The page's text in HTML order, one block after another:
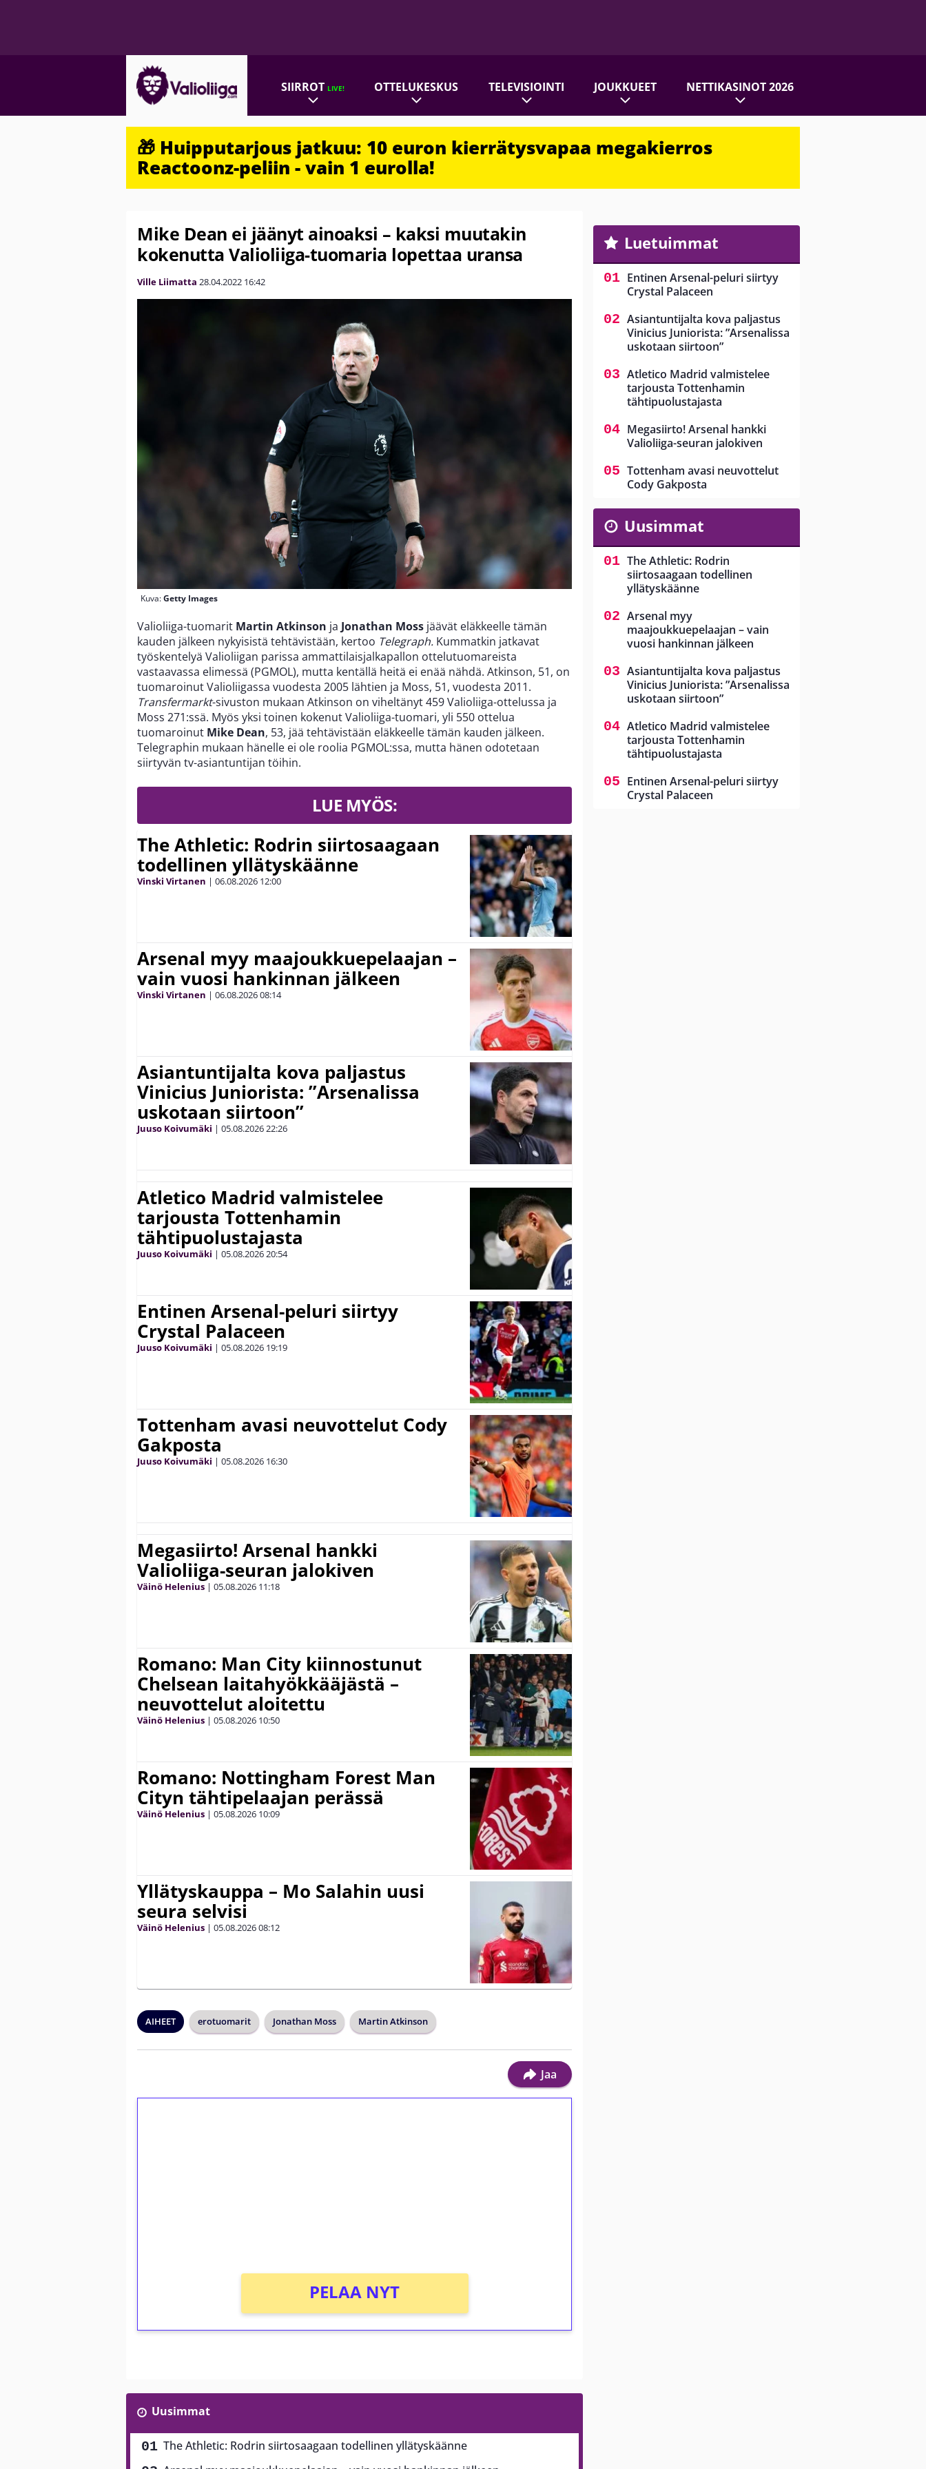
SIIRROTLIVE! OTTELUKESKUS TELEVISIOINTI JOUKKUEET NETTIKASINOT 2026
🎁 Huipputarjous jatkuu: 10 euron kierrätysvapaa megakierros
Reactoonz-peliin - vain 1 eurolla!
Mike Dean ei jäänyt ainoaksi – kaksi muutakin
kokenutta Valioliiga-tuomaria lopettaa uransa
Ville Liimatta 28.04.2022 16:42
Kuva:Getty Images
Valioliiga-tuomarit Martin Atkinson ja Jonathan Moss jäävät eläkkeelle tämän
kauden jälkeen nykyisistä tehtävistään, kertoo Telegraph. Kummatkin jatkavat
työskentelyä Valioliigan parissa ammattilaisjalkapallon ottelutuomareista
vastaavassa elimessä (PGMOL), mutta kentällä heitä ei enää nähdä. Atkinson, 51, on
tuomaroinut Valioliigassa vuodesta 2005 lähtien ja Moss, 51, vuodesta 2011.
Transfermarkt-sivuston mukaan Atkinson on viheltänyt 459 Valioliiga-ottelussa ja
Moss 271:ssä. Myös yksi toinen kokenut Valioliiga-tuomari, yli 550 ottelua
tuomaroinut Mike Dean, 53, jää tehtävistään eläkkeelle tämän kauden jälkeen.
Telegraphin mukaan hänelle ei ole roolia PGMOL:ssa, mutta hänen odotetaan
siirtyvän tv-asiantuntijan töihin.
LUE MYÖS:
The Athletic: Rodrin siirtosaagaan
todellinen yllätyskäänne
Vinski Virtanen | 06.08.2026 12:00
Arsenal myy maajoukkuepelaajan –
vain vuosi hankinnan jälkeen
Vinski Virtanen | 06.08.202608:14
Asiantuntijalta kova paljastus
Vinicius Juniorista: ”Arsenalissa
uskotaan siirtoon”
Juuso Koivumäki | 05.08.202622:26
Atletico Madrid valmistelee
tarjousta Tottenhamin
tähtipuolustajasta
Juuso Koivumäki | 05.08.202620:54
Entinen Arsenal-peluri siirtyy
Crystal Palaceen
Juuso Koivumäki | 05.08.2026 19:19
Tottenham avasi neuvottelut Cody
Gakposta
Juuso Koivumäki | 05.08.2026 16:30
Megasiirto! Arsenal hankki
Valioliiga-seuran jalokiven
Väinö Helenius | 05.08.2026 11:18
Romano: Man City kiinnostunut
Chelsean laitahyökkääjästä –
neuvottelut aloitettu
Väinö Helenius | 05.08.2026 10:50
Romano: Nottingham Forest Man
Cityn tähtipelaajan perässä
Väinö Helenius | 05.08.2026 10:09
Yllätyskauppa – Mo Salahin uusi
seura selvisi
Väinö Helenius | 05.08.202608:12
AIHEET erotuomarit Jonathan Moss Martin Atkinson
Jaa
PELAA NYT
Uusimmat
The Athletic: Rodrin siirtosaagaan todellinen yllätyskäänne
Luetuimmat
Entinen Arsenal-peluri siirtyy
Crystal Palaceen
Asiantuntijalta kova paljastus
Vinicius Juniorista: ”Arsenalissa
uskotaan siirtoon”
Atletico Madrid valmistelee
tarjousta Tottenhamin
tähtipuolustajasta
Megasiirto! Arsenal hankki
Valioliiga-seuran jalokiven
Tottenham avasi neuvottelut
Cody Gakposta
Uusimmat
The Athletic: Rodrin
siirtosaagaan todellinen
yllätyskäänne
Arsenal myy
maajoukkuepelaajan – vain
vuosi hankinnan jälkeen
Asiantuntijalta kova paljastus
Vinicius Juniorista: ”Arsenalissa
uskotaan siirtoon”
Atletico Madrid valmistelee
tarjousta Tottenhamin
tähtipuolustajasta
Entinen Arsenal-peluri siirtyy
Crystal Palaceen